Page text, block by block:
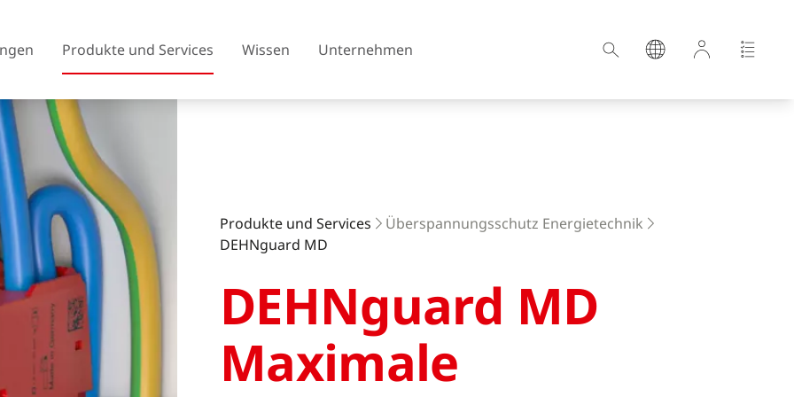
Produkte und Services Wissen Unternehmen
Österreich
Tschechien
Dänemark
Finnland
Vereinigtes Königreich
Griechenland
Ungarn
Island
Litauen
Nordmazedonien
Produkte und Services
Überspannungsschutz Energietechnik
DEHNguard MD
DEHNguard MD
Maximale